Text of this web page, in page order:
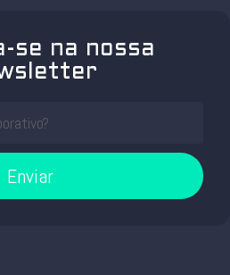
se na nossa
Enviar